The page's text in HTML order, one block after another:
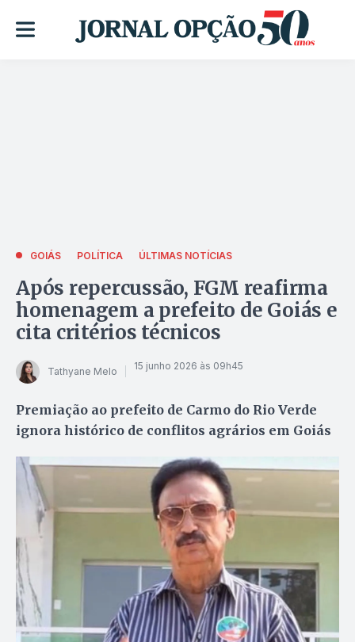
GOIÁS POLÍTICA ÚLTIMAS NOTÍCIAS
Após repercussão, FGM reafirma
homenagem a prefeito de Goiás e
cita critérios técnicos
Tathyane Melo 15 junho 2026 às 09h45
Premiação ao prefeito de Carmo do Rio Verde
ignora histórico de conflitos agrários em Goiás